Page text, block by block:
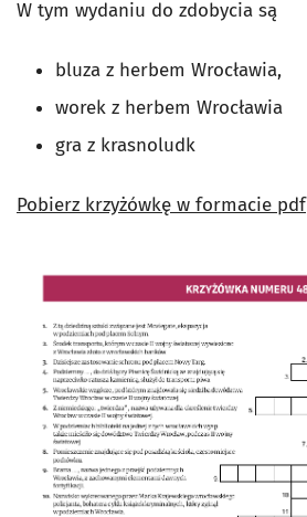
W tym wydaniu do zdobycia są
bluza z herbem Wrocławia,
worek z herbem Wrocławia
gra z krasnoludk
Pobierz krzyżówkę w formacie pdf